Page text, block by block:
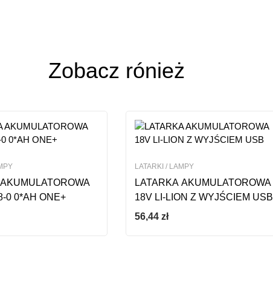
Zobacz rónież
0 0*AH ONE+
LATARKI / LAMPY
LATARKA AKUMULATOROWA
18V LI-LION Z WYJŚCIEM USB
56,44 zł